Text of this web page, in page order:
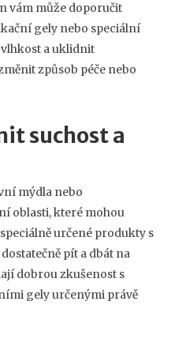
vám může doporučit
gely nebo speciální
a uklidnit
způsob péče nebo
suchost a
mýdla nebo
oblasti, které mohou
určené produkty s
pít a dbát na
dobrou zkušenost s
gely určenými právě